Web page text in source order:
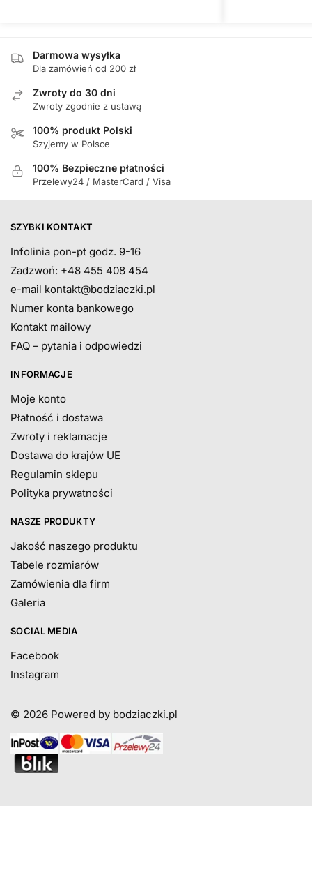
Darmowa wysyłka
Dla zamówień od 200 zł
Zwroty do 30 dni
Zwroty zgodnie z ustawą
100% produkt Polski
Szyjemy w Polsce
100% Bezpieczne płatności
Przelewy24 / MasterCard / Visa
SZYBKI KONTAKT
Infolinia pon-pt godz. 9-16
Zadzwoń: +48 455 408 454
e-mail kontakt@bodziaczki.pl
Numer konta bankowego
Kontakt mailowy
FAQ – pytania i odpowiedzi
INFORMACJE
Moje konto
Płatność i dostawa
Zwroty i reklamacje
Dostawa do krajów UE
Regulamin sklepu
Polityka prywatności
NASZE PRODUKTY
Jakość naszego produktu
Tabele rozmiarów
Zamówienia dla firm
Galeria
SOCIAL MEDIA
Facebook
Instagram
© 2026 Powered by bodziaczki.pl